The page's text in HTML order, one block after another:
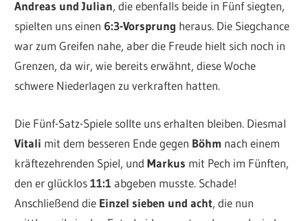
Andreas und Julian, die ebenfalls beide in Fünf siegten,
spielten uns einen 6:3-Vorsprung heraus. Die Siegchance
war zum Greifen nahe, aber die Freude hielt sich noch in
Grenzen, da wir, wie bereits erwähnt, diese Woche
schwere Niederlagen zu verkraften hatten.
Die Fünf-Satz-Spiele sollte uns erhalten bleiben. Diesmal
Vitali mit dem besseren Ende gegen Böhm nach einem
kräftezehrenden Spiel, undMarkus mit Pech im Fünften,
den er glücklos11:1 abgeben musste. Schade!
Anschließend die Einzel sieben und acht, die nun